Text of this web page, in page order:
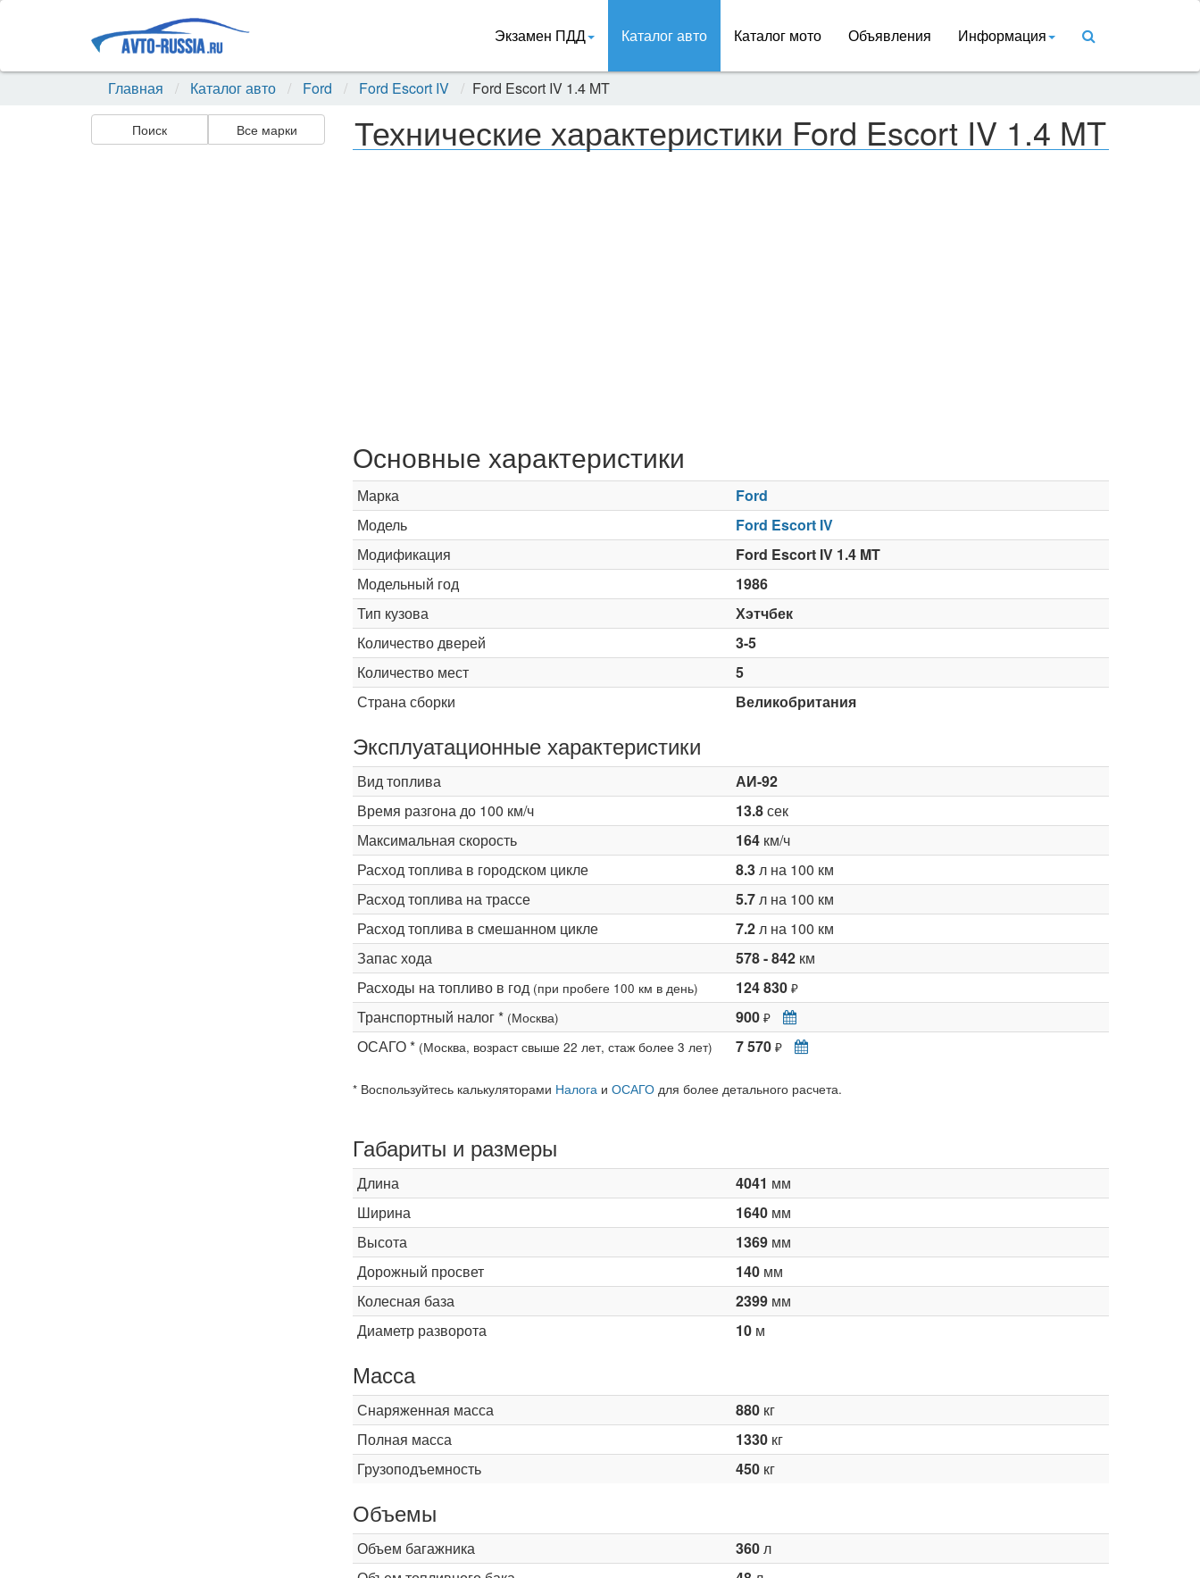
Экзамен ПДД Каталог авто Каталог мото Объявления Информация
Главная Каталог авто Ford Ford Escort IV Ford Escort IV 1.4 MT
Поиск Все марки Технические характеристики Ford Escort IV 1.4 MT
Основные характеристики
Марка
Ford
Модель
Ford Escort IV
Модификация
Ford Escort IV 1.4 MT
Модельный год
1986
Тип кузова
Хэтчбек
Количество дверей
3-5
Количество мест
5
Страна сборки
Великобритания
Эксплуатационные характеристики
Вид топлива
АИ-92
Время разгона до 100 км/ч
13.8сек
Максимальная скорость
164км/ч
Расход топлива в городском цикле
8.3л на 100 км
Расход топлива на трассе
5.7л на 100 км
Расход топлива в смешанном цикле
7.2л на 100 км
Запас хода
578 - 842км
Расходы на топливо в год (при пробеге 100 км в день) 124 830 ₽
Транспортный налог * (Москва) 900 ₽
ОСАГО * (Москва, возраст свыше 22 лет, стаж более 3 лет) 7 570 ₽
* Воспользуйтесь калькуляторами Налогаи ОСАГОдля более детального расчета.
Габариты и размеры
Длина 4041 мм
Ширина
1640мм
Высота
1369мм
Дорожный просвет
140мм
Колесная база
2399мм
Диаметр разворота
10м
Масса
Снаряженная масса 880кг
Полная масса
1330кг
Грузоподъемность
450кг
Объемы
Объем багажника 360л